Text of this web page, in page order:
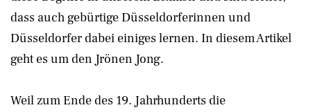
dass auch gebürtige Düsseldorferinnen und
Düsseldorfer dabei einiges lernen. In diesem Artikel
geht es um den Jrönen Jong.
Weil zum Ende des 19. Jahrhunderts die